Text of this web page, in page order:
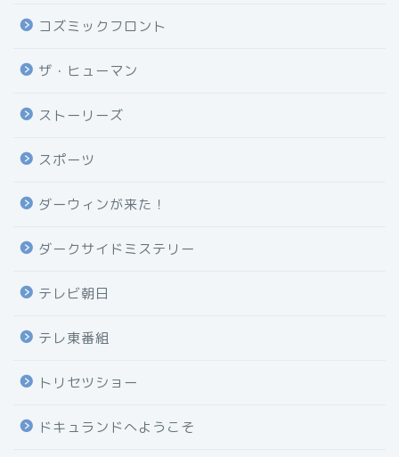
コズミックフロント
ザ・ヒューマン
ストーリーズ
スポーツ
ダーウィンが来た！
ダークサイドミステリー
テレビ朝日
テレ東番組
トリセツショー
ドキュランドへようこそ